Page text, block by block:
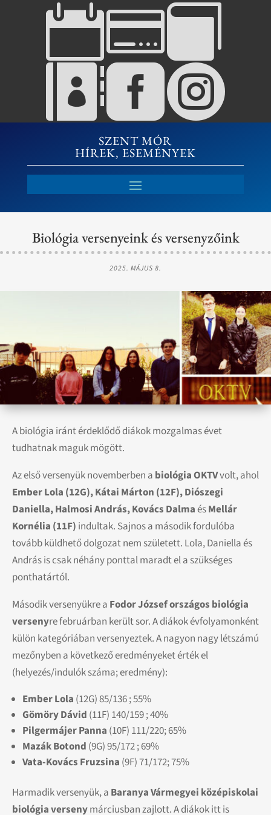


SZENT MÓR
HÍREK, ESEMÉNYEK
Biológia versenyeink és versenyzőink
2025. MÁJUS 8.
A biológia iránt érdeklődő diákok mozgalmas évet
tudhatnak maguk mögött.
Az első versenyük novemberben a biológia OKTVvolt, ahol
Ember Lola (12G), Kátai Márton (12F), Diószegi
Daniella, Halmosi András, Kovács DalmaésMellár
Kornélia (11F) indultak. Sajnos a második fordulóba
tovább küldhető dolgozat nem született. Lola, Daniella és
András is csak néhány ponttal maradt el a szükséges
ponthatártól.
Második versenyükre a Fodor József országos biológia
versenyre februárban került sor. A diákok évfolyamonként
külön kategóriában versenyeztek. A nagyon nagy létszámú
mezőnyben a következő eredményeket érték el
(helyezés/indulók száma; eredmény):
Ember Lola (12G) 85/136 ; 55%
Gömöry Dávid (11F) 140/159 ; 40%
Pilgermájer Panna (10F) 111/220; 65%
Mazák Botond (9G) 95/172 ; 69%
Vata-Kovács Fruzsina (9F) 71/172; 75%
Harmadik versenyük, a Baranya Vármegyei középiskolai
biológia versenymárciusban zajlott. A diákok itt is